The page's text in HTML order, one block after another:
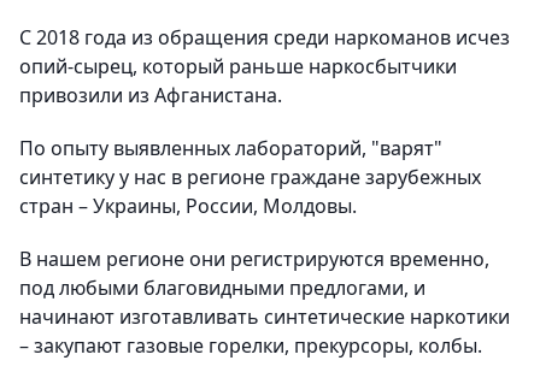
С 2018 года из обращения среди наркоманов исчез
опий-сырец, который раньше наркосбытчики
привозили из Афганистана.
По опыту выявленных лабораторий, "варят"
синтетику у нас в регионе граждане зарубежных
стран – Украины, России, Молдовы.
В нашем регионе они регистрируются временно,
под любыми благовидными предлогами, и
начинают изготавливать синтетические наркотики
– закупают газовые горелки, прекурсоры, колбы.